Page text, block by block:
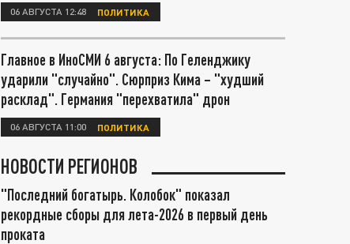
06 АВГУСТА 12:48 ПОЛИТИКА
Главное в ИноСМИ 6 августа: По Геленджику
ударили "случайно". Сюрприз Кима – "худший
расклад". Германия "перехватила" дрон
06 АВГУСТА 11:00 ПОЛИТИКА
НОВОСТИ РЕГИОНОВ
"Последний богатырь. Колобок" показал
рекордные сборы для лета-2026 в первый день
проката